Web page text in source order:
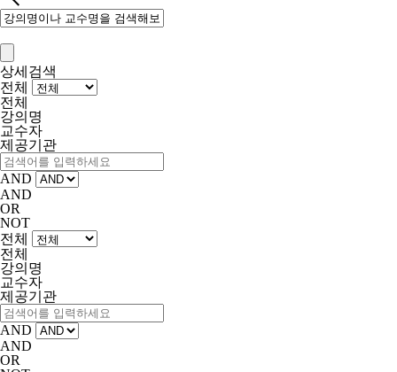
상세검색
전체
전체
강의명
교수자
제공기관
AND
AND
OR
NOT
전체
전체
강의명
교수자
제공기관
AND
AND
OR